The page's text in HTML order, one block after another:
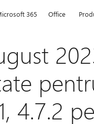
365 Office
4.7.2